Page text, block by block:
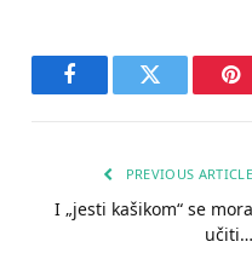
FacebookTwitter
PREVIOUS ARTICLE
I „jesti kašikom“ se mora
učiti…